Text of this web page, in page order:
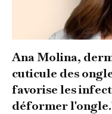
Ana Molina,
cuticule des
favorise les
déformer